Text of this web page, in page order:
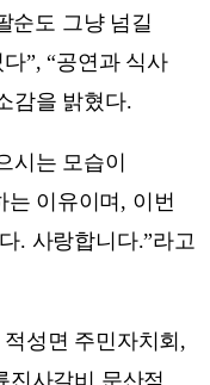
순도 그냥 넘길
”, “공연과 식사
감을 밝혔다.
시는 모습이
이유이며, 이번
. 사랑합니다.”라고
성면 주민자치회,
사갈비 문산점,